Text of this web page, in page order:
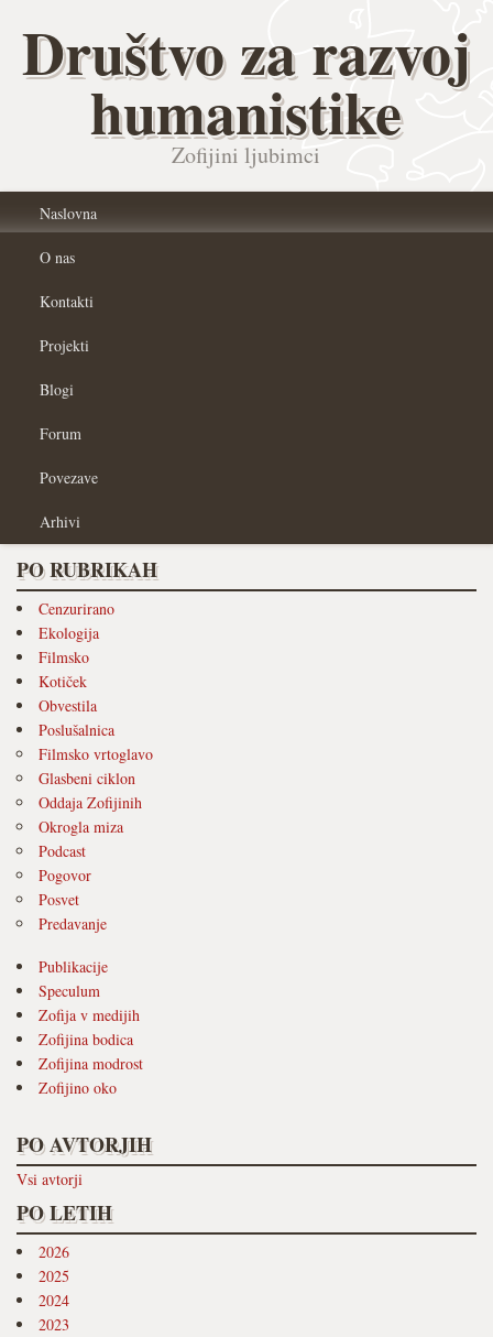
Društvo za razvoj
humanistike
Zofijini ljubimci
Naslovna
O nas
Kontakti
Projekti
Blogi
Forum
Povezave
Arhivi
PO RUBRIKAH
Cenzurirano
Ekologija
Filmsko
Kotiček
Obvestila
Poslušalnica
Filmsko vrtoglavo
Glasbeni ciklon
Oddaja Zofijinih
Okrogla miza
Podcast
Pogovor
Posvet
Predavanje
Publikacije
Speculum
Zofija v medijih
Zofijina bodica
Zofijina modrost
Zofijino oko
PO AVTORJIH
Vsi avtorji
PO LETIH
2026
2025
2024
2023